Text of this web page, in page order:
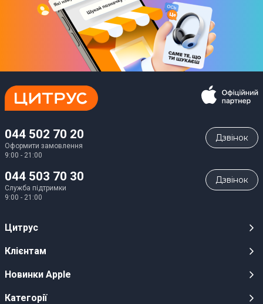
044 502 70 20
Оформити замовлення
9:00 - 21:00
Дзвiнок
044 503 70 30
Служба підтримки
9:00 - 21:00
Дзвiнок
Цитрус
Кар’єра
Клієнтам
Публічні оферти
Новинки Apple
iPhone 17
Категорії